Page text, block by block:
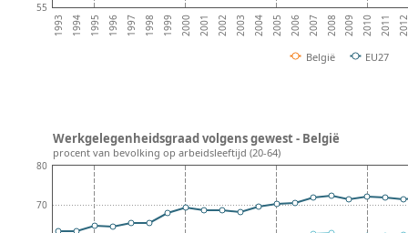
1993 1994 1995 1996 1997 1998 1999 2000 2001 2002 2003 2004 2005 2006 2007 2008 2009 2010 2011
55
België EU27
70
80
Werkgelegenheidsgraad volgens gewest - België
procent van bevolking op arbeidsleeftijd (20-64)